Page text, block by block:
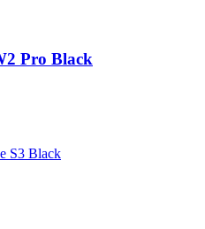
Pro Black